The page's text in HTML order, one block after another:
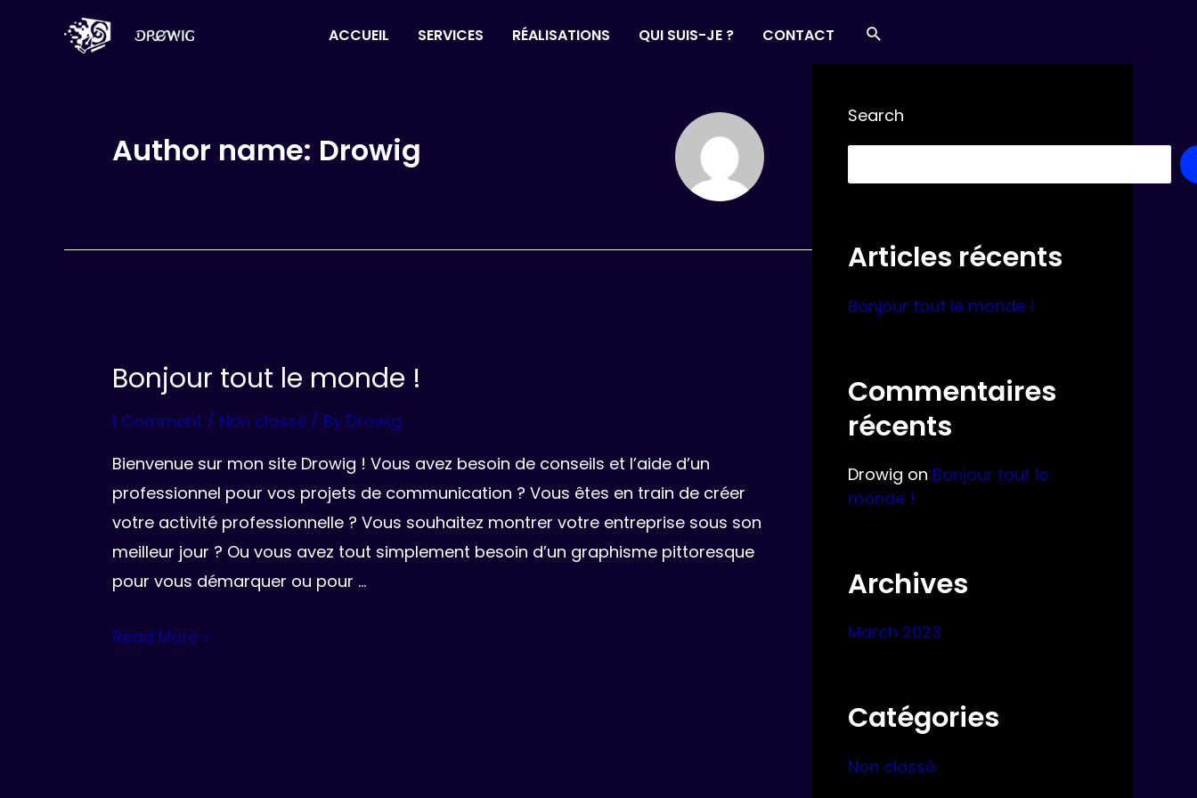
ACCUEIL SERVICES RÉALISATIONS QUI SUIS-JE ? CONTACT Search
Author name: Drowig
Bonjour tout le monde !
1 Comment / Non classé / By Drowig
Bienvenue sur mon site Drowig ! Vous avez besoin de conseils et l’aide d’un
professionnel pour vos projets de communication ? Vous êtes en train de créer
votre activité professionnelle ? Vous souhaitez montrer votre entreprise sous son
meilleur jour ? Ou vous avez tout simplement besoin d’un graphisme pittoresque
pour vous démarquer ou pour …
Bonjour
Read More »
Search
Articles récents
Bonjour tout le monde !
Commentaires
récents
Drowig on Bonjour tout le
monde !
Archives
March 2023
Catégories
Non classé